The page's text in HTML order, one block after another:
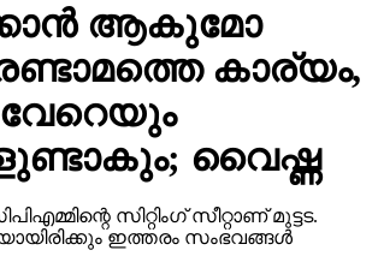
ആകുമോ
കാര്യം,
വേറെയും
വൈഷ്ണ
സിറ്റിംഗ് സീറ്റാണ് മുട്ടട.
ഇത്തരം സംഭവങ്ങള്‍